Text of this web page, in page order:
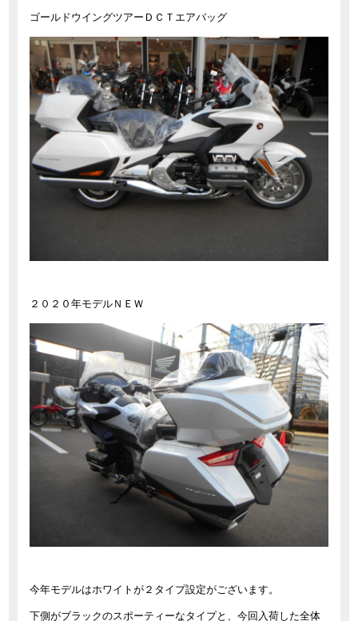
ゴールドウイングツアーＤＣＴエアバッグ
２０２０年モデルＮＥＷ
今年モデルはホワイトが２タイプ設定がございます。
下側がブラックのスポーティーなタイプと、今回入荷した全体